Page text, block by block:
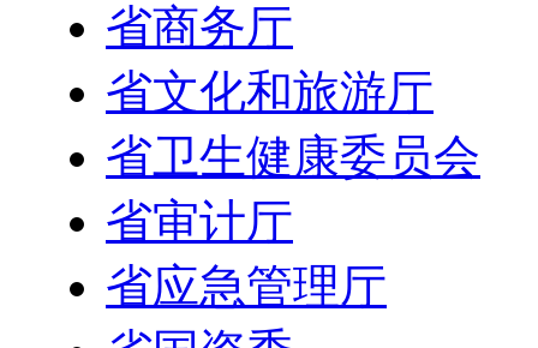
省商务厅
省文化和旅游厅
省卫生健康委员会
省审计厅
省应急管理厅